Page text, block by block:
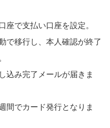
座で支払い口座を設定。
で移行し、本人確認が終了
込み完了メールが届きま
間でカード発行となりま